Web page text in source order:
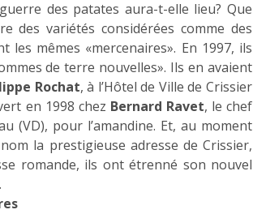
des patates aura-t-elle lieu? Que
des variétés considérées comme des
les mêmes «mercenaires». En 1997, ils
de terre nouvelles». Ils en avaient
Rochat, à l’Hôtel de Ville de Crissier
en 1998 chez Bernard Ravet, le chef
(VD), pour l’amandine. Et, au moment
la prestigieuse adresse de Crissier,
romande, ils ont étrenné son nouvel